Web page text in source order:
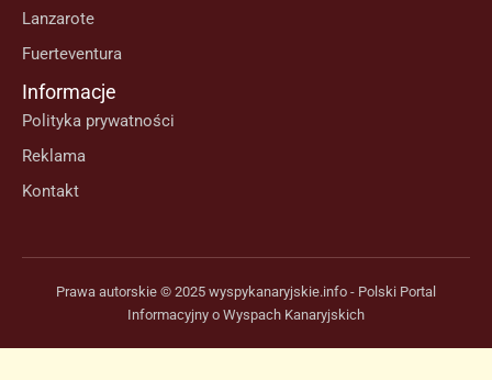
Lanzarote
Fuerteventura
Informacje
Polityka prywatności
Reklama
Kontakt
Prawa autorskie © 2025 wyspykanaryjskie.info - Polski Portal
Informacyjny o Wyspach Kanaryjskich